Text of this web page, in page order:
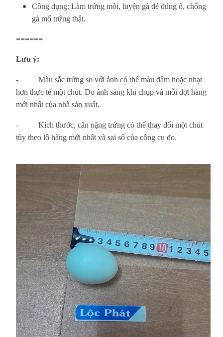
Công dụng: Làm trứng mồi, luyện gà đẻ đúng ổ, chống
gà mổ trứng thật.
======
Lưu ý:
- Màu sắc trứng so với ảnh có thể màu đậm hoặc nhạt
hơn thực tế một chút. Do ánh sáng khi chụp và mỗi đợt hàng
mới nhất của nhà sản xuất.
- Kích thước, cân nặng trứng có thể thay đổi một chút
tùy theo lô hàng mới nhất và sai số của công cụ đo.